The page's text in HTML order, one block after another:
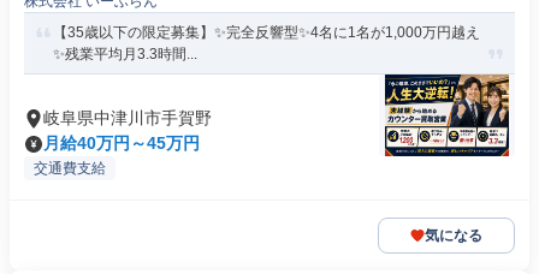
【35歳以下の限定募集】✨完全反響型✨4名に1名が1,000万円越え
✨残業平均月3.3時間...
岐阜県中津川市手賀野
月給40万円～45万円
交通費支給
気になる